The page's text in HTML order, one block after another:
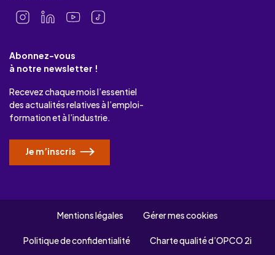
Abonnez-vous
à notre newsletter !
Recevez chaque mois l’essentiel
des actualités relatives à l’emploi-
formation et à l’industrie.
Je m’inscris
Mentions légales Gérer mes cookies
Politique de confidentialité Charte qualité d’OPCO 2i